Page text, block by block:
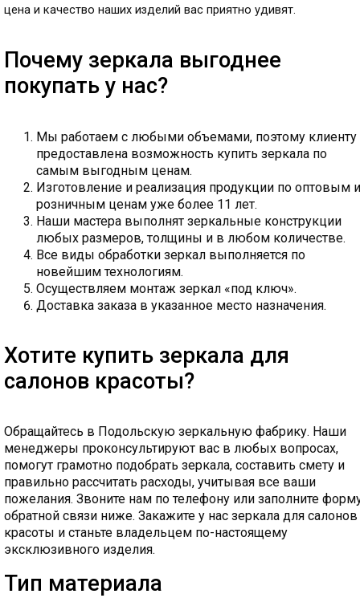
цена и качество наших изделий вас приятно удивят.
Почему зеркала выгоднее
покупать у нас?
Мы работаем с любыми объемами, поэтому клиенту
предоставлена возможность купить зеркала по
самым выгодным ценам.
Изготовление и реализация продукции по оптовым и
розничным ценам уже более 11 лет.
Наши мастера выполнят зеркальные конструкции
любых размеров, толщины и в любом количестве.
Все виды обработки зеркал выполняется по
новейшим технологиям.
Осуществляем монтаж зеркал «под ключ».
Доставка заказа в указанное место назначения.
Хотите купить зеркала для
салонов красоты?
Обращайтесь в Подольскую зеркальную фабрику. Наши
менеджеры проконсультируют вас в любых вопросах,
помогут грамотно подобрать зеркала, составить смету и
правильно рассчитать расходы, учитывая все ваши
пожелания. Звоните нам по телефону или заполните
обратной связи ниже. Закажите у нас зеркала для салонов
красоты и станьте владельцем по-настоящему
эксклюзивного изделия.
Тип материала